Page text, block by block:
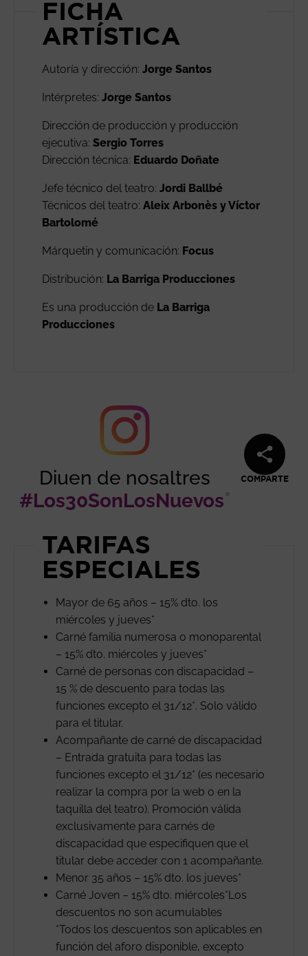
FICHA
ARTÍSTICA
Autoría y dirección: Jorge Santos
Intérpretes: Jorge Santos
Dirección de producción y producción
ejecutiva: Sergio Torres
Dirección técnica: Eduardo Doñate
Jefe técnico del teatro: Jordi Ballbé
Técnicos del teatro: Aleix Arbonès y Víctor
Bartolomé
Márquetin y comunicación: Focus
Distribución: La Barriga Producciones
Es una producción de La Barriga
Producciones
Diuen de nosaltres
#Los30SonLosNuevos
COMPARTE
TARIFAS
ESPECIALES
Mayor de 65 años – 15% dto. los
miércoles y jueves*
Carné familia numerosa o monoparental
– 15% dto. miércoles y jueves*
Carné de personas con discapacidad –
15 % de descuento para todas las
funciones excepto el 31/12*. Solo válido
para el titular.
Acompañante de carné de discapacidad
– Entrada gratuita para todas las
funciones excepto el 31/12* (es necesario
realizar la compra por la web o en la
taquilla del teatro). Promoción válida
exclusivamente para carnés de
discapacidad que especifiquen que el
titular debe acceder con 1 acompañante.
Menor 35 años – 15% dto. los jueves*
Carné Joven – 15% dto. miércoles*Los
descuentos no son acumulables
*Todos los descuentos son aplicables en
función del aforo disponible, excepto